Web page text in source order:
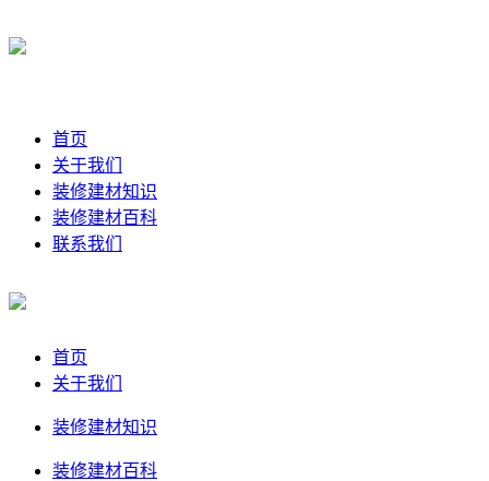
首页
关于我们
装修建材知识
装修建材百科
联系我们
首页
关于我们
装修建材知识
装修建材百科